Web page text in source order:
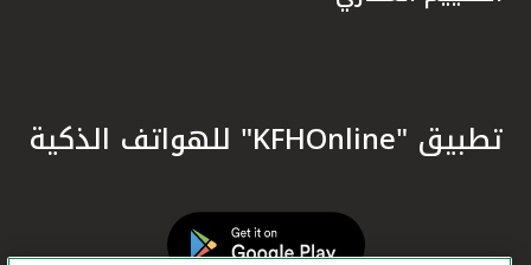
تطبيق "KFHOnline" للهواتف الذكية